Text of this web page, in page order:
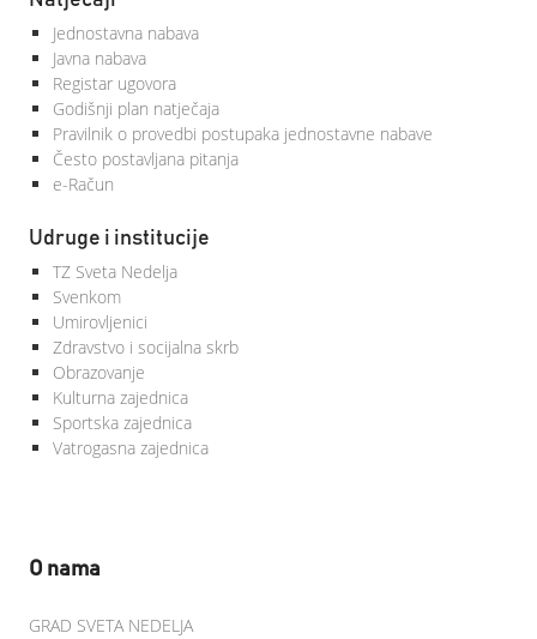
Jednostavna nabava
Javna nabava
Registar ugovora
Godišnji plan natječaja
Pravilnik o provedbi postupaka jednostavne nabave
Često postavljana pitanja
e-Račun
Udruge i institucije
TZ Sveta Nedelja
Svenkom
Umirovljenici
Zdravstvo i socijalna skrb
Obrazovanje
Kulturna zajednica
Sportska zajednica
Vatrogasna zajednica
O nama
GRAD SVETA NEDELJA